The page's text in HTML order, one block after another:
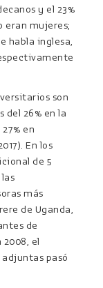
y el 23%
eran mujeres;
habla inglesa,
son
del 26% en la
en
En los
de 5
más
de Uganda,
de
2008, el
pasó